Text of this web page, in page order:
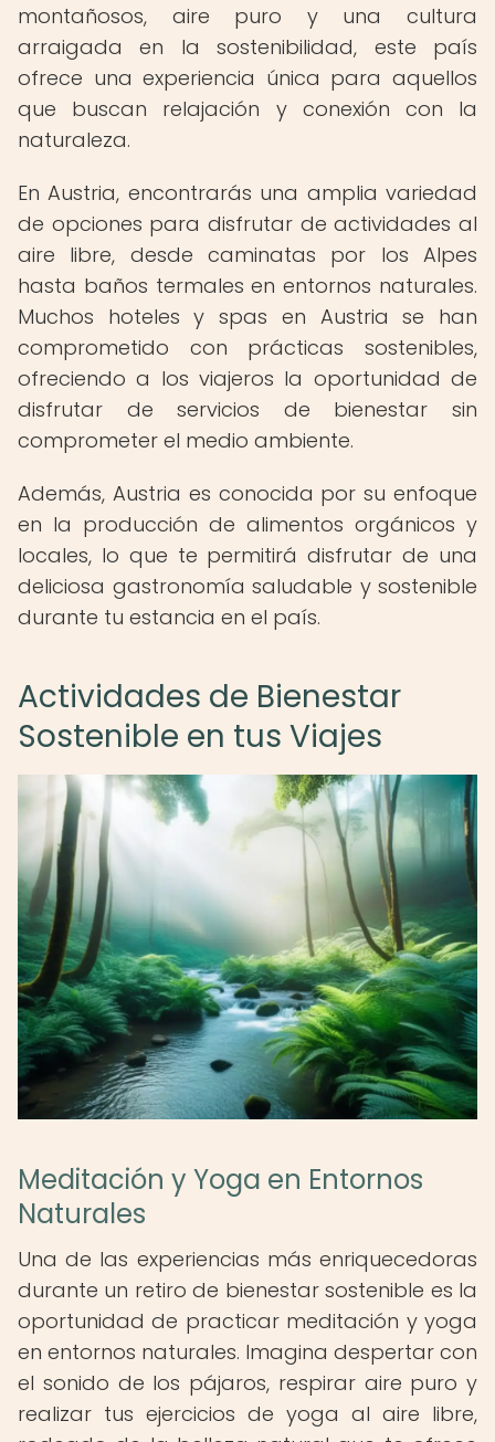
montañosos, aire puro y una cultura
arraigada en la sostenibilidad, este país
ofrece una experiencia única para aquellos
que buscan relajación y conexión con la
naturaleza.
En Austria, encontrarás una amplia variedad
de opciones para disfrutar de actividades al
aire libre, desde caminatas por los Alpes
hasta baños termales en entornos naturales.
Muchos hoteles y spas en Austria se han
comprometido con prácticas sostenibles,
ofreciendo a los viajeros la oportunidad de
disfrutar de servicios de bienestar sin
comprometer el medio ambiente.
Además, Austria es conocida por su enfoque
en la producción de alimentos orgánicos y
locales, lo que te permitirá disfrutar de una
deliciosa gastronomía saludable y sostenible
durante tu estancia en el país.
Actividades de Bienestar
Sostenible en tus Viajes
Meditación y Yoga en Entornos
Naturales
Una de las experiencias más enriquecedoras
durante un retiro de bienestar sostenible es la
oportunidad de practicar meditación y yoga
en entornos naturales. Imagina despertar con
el sonido de los pájaros, respirar aire puro y
realizar tus ejercicios de yoga al aire libre,